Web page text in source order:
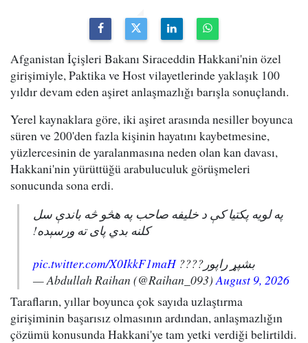
Afganistan İçişleri Bakanı Siraceddin Hakkani'nin özel
girişimiyle, Paktika ve Host vilayetlerinde yaklaşık 100
yıldır devam eden aşiret anlaşmazlığı barışla sonuçlandı.
Yerel kaynaklara göre, iki aşiret arasında nesiller boyunca
süren ve 200'den fazla kişinin hayatını kaybetmesine,
yüzlercesinin de yaralanmasına neden olan kan davası,
Hakkani'nin yürüttüğü arabuluculuk görüşmeleri
sonucunda sona erdi.
په لویه پکتیا کې د خلیفه صاحب په هڅو څه باندې سل
کلنه بدي پای ته ورسېده!
بشپړ راپور????pic.twitter.com/X0IkkF1maH
— Abdullah Raihan (@Raihan_093)August 9, 2026
Tarafların, yıllar boyunca çok sayıda uzlaştırma
girişiminin başarısız olmasının ardından, anlaşmazlığın
çözümü konusunda Hakkani'ye tam yetki verdiği belirtildi.